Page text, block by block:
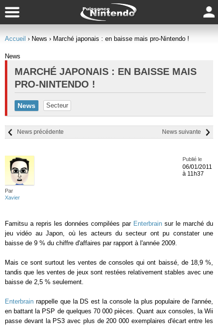
Accueil › News › Marché japonais : en baisse mais pro-Nintendo !
News
MARCHÉ JAPONAIS : EN BAISSE MAIS
PRO-NINTENDO !
News Secteur
News suivante
News précédente
Par
Xavier
Publié le
06/01/2011
à 11h37
Famitsu a repris les données compilées par Enterbrain sur le marché du
jeu vidéo au Japon, où les acteurs du secteur ont pu constater une
baisse de 9 % du chiffre d'affaires par rapport à l'année 2009.
Mais ce sont surtout les ventes de consoles qui ont baissé, de 18,9 %,
tandis que les ventes de jeux sont restées relativement stables avec une
baisse de 2,5 % seulement.
Enterbrain rappelle que la DS est la console la plus populaire de l'année,
en battant la PSP de quelques 70 000 pièces. Quant aux consoles, la Wii
passe devant la PS3 avec plus de 200 000 exemplaires d'écart entre les